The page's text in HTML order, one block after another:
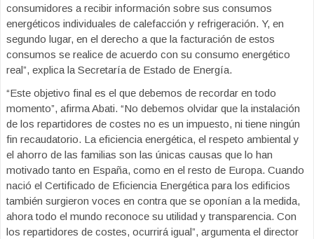
consumidores a recibir información sobre sus consumos
energéticos individuales de calefacción y refrigeración. Y, en
segundo lugar, en el derecho a que la facturación de estos
consumos se realice de acuerdo con su consumo energético
real”, explica la Secretaría de Estado de Energía.
“Este objetivo final es el que debemos de recordar en todo
momento”, afirma Abati. “No debemos olvidar que la instalación
de los repartidores de costes no es un impuesto, ni tiene ningún
fin recaudatorio. La eficiencia energética, el respeto ambiental y
el ahorro de las familias son las únicas causas que lo han
motivado tanto en España, como en el resto de Europa. Cuando
nació el Certificado de Eficiencia Energética para los edificios
también surgieron voces en contra que se oponían a la medida,
ahora todo el mundo reconoce su utilidad y transparencia. Con
los repartidores de costes, ocurrirá igual”, argumenta el director